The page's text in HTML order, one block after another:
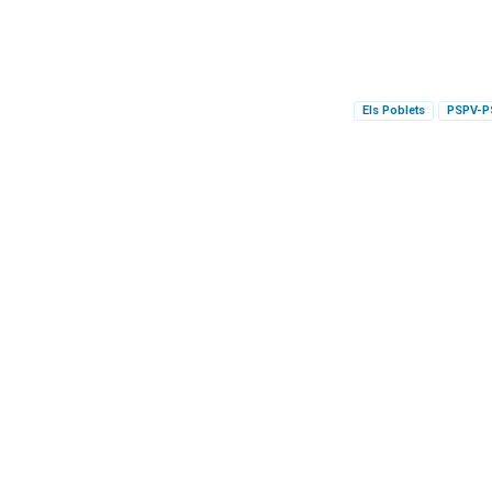
Els Poblets PSPV-